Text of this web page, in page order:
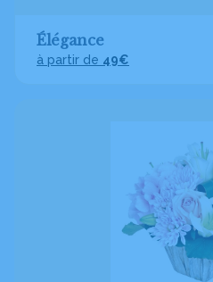
Élégance
à partir de 49€